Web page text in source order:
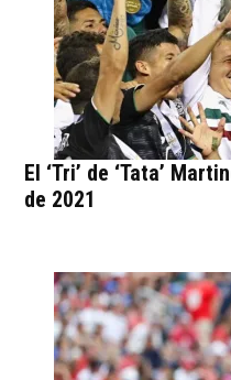
El ‘Tri’ de ‘Tata’
de 2021